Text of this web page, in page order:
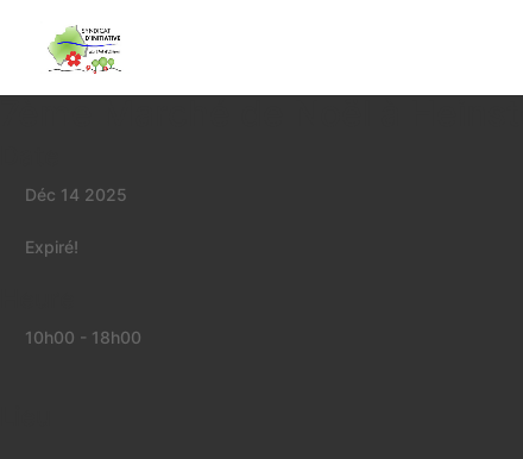
Déc 14 2025
Expiré!
10h00 - 18h00